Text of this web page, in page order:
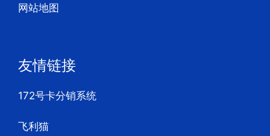
网站地图
友情链接
172号卡分销系统
飞利猫